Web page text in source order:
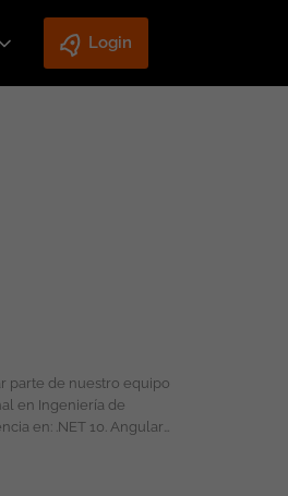
Login
parte de nuestro equipo